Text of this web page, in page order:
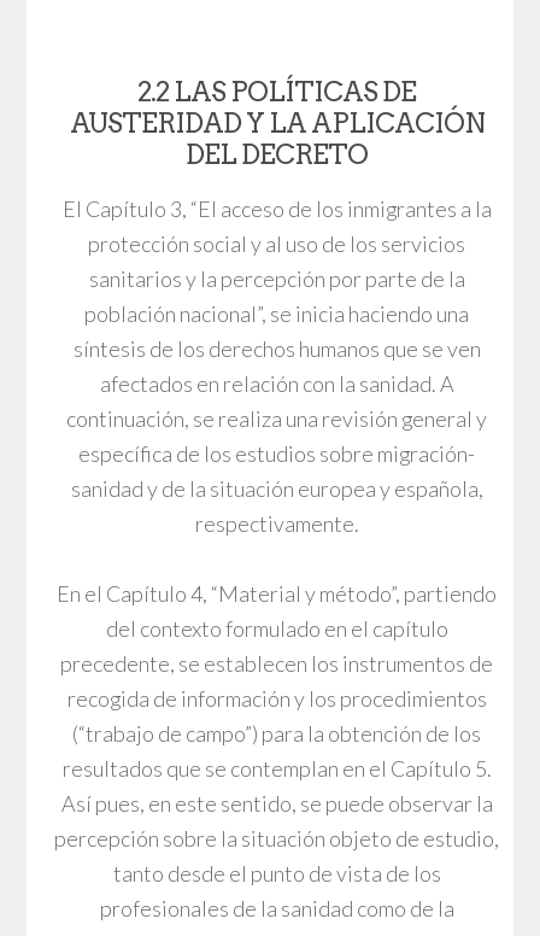
2.2 LAS POLÍTICAS DE
AUSTERIDAD Y LA APLICACIÓN
DEL DECRETO
El Capítulo 3, “El acceso de los inmigrantes a la
protección social y al uso de los servicios
sanitarios y la percepción por parte de la
población nacional”, se inicia haciendo una
síntesis de los derechos humanos que se ven
afectados en relación con la sanidad. A
continuación, se realiza una revisión general y
específica de los estudios sobre migración-
sanidad y de la situación europea y española,
respectivamente.
En el Capítulo 4, “Material y método”, partiendo
del contexto formulado en el capítulo
precedente, se establecen los instrumentos de
recogida de información y los procedimientos
(“trabajo de campo”) para la obtención de los
resultados que se contemplan en el Capítulo 5.
Así pues, en este sentido, se puede observar la
percepción sobre la situación objeto de estudio,
tanto desde el punto de vista de los
profesionales de la sanidad como de la